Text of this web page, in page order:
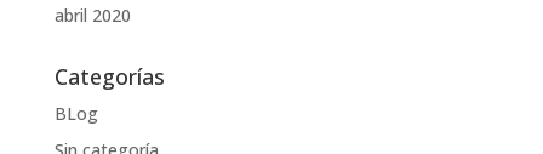
abril 2020
Categorías
BLog
Sin categoría